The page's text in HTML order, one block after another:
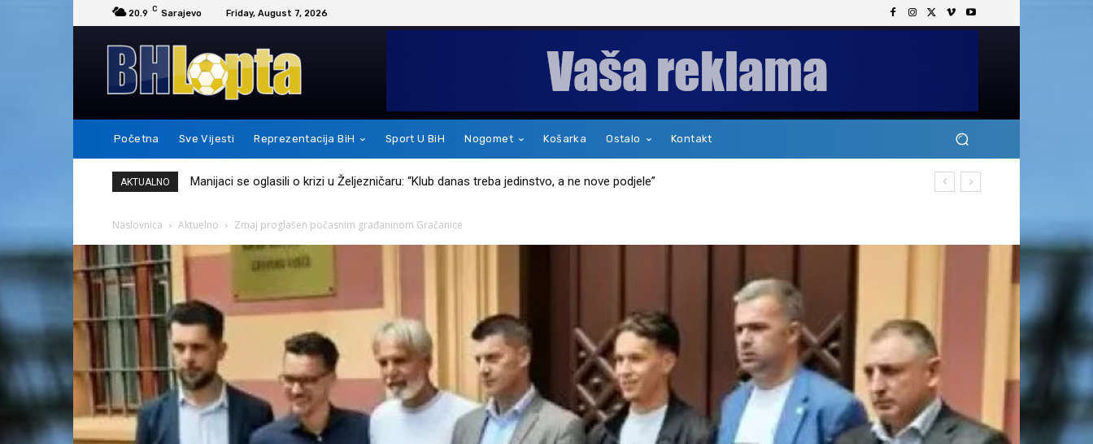
20.9 C Sarajevo Friday, August 7, 2026
Početna Sve Vijesti Reprezentacija BiH Sport U BiH Nogomet Košarka Ostalo Kontakt
AKTUALNO Messi je ovim potezom pokazao kakav je zapravo čovjek
Naslovnica Aktuelno Zmaj proglašen počasnim građaninom Gračanice